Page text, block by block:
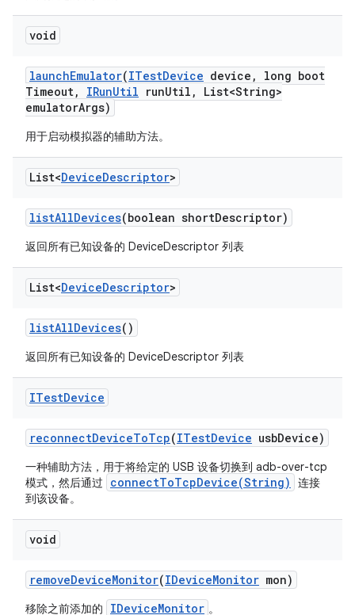
void
launchEmulator(ITestDevice device ,
long boot
Timeout, IRunUtil runUtil ,
List<String>
emulatorArgs)
用于启动模拟器的辅助方法。
List<DeviceDescriptor>
listAllDevices(boolean shortDescriptor)
返回所有已知设备的 DeviceDescriptor 列表
List<DeviceDescriptor>
listAllDevices()
返回所有已知设备的 DeviceDescriptor 列表
ITestDevice
reconnectDeviceToTcp(ITestDevice usbDevice)
一种辅助方法，用于将给定的 USB 设备切换到 adb-over-tcp
模式，然后通过
connectToTcpDevice(String)
连接
到该设备。
void
removeDeviceMonitor(IDeviceMonitor mon)
移除之前添加的 IDeviceMonitor 。